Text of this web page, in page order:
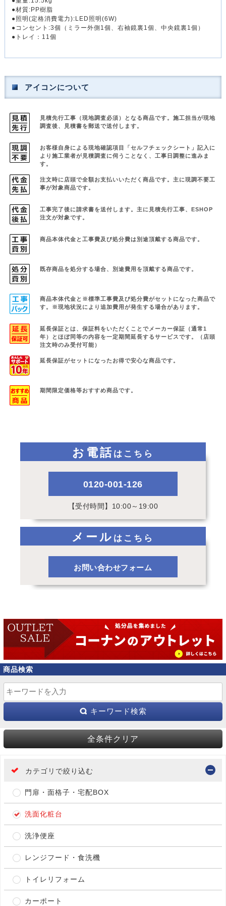
商品検索
キーワード検索
全条件クリア
カテゴリで絞り込む
門扉・面格子・宅配BOX
洗面化粧台
洗浄便座
レンジフード・食洗機
トイレリフォーム
カーポート
●材質:PP樹脂
●照明(定格消費電力):LED照明(6W)
●コンセント:3個（ミラー外側1個、右袖鏡裏1個、中央鏡裏1個）
●トレイ：11個
アイコンについて
見積先行工事（現地調査必須）となる商品です。施工担当が現地
調査後、見積書を郵送で送付します。
お客様自身による現地確認項目「セルフチェックシート」記入に
より施工業者が見積調査に伺うことなく、工事日調整に進みま
す。
注文時に店頭で全額お支払いいただく商品です。主に現調不要工
事が対象商品です。
工事完了後に請求書を送付します。主に見積先行工事、ESHOP
注文が対象です。
商品本体代金と工事費及び処分費は別途頂戴する商品です。
既存商品を処分する場合、別途費用を頂戴する商品です。
商品本体代金と※標準工事費及び処分費がセットになった商品で
す。 ※現地状況により追加費用が発生する場合があります。
延長保証とは、保証料をいただくことでメーカー保証（通常1
年）とほぼ同等の内容を一定期間延長するサービスです。（店頭
注文時のみ受付可能）
延長保証がセットになったお得で安心な商品です。
期間限定価格等おすすめ商品です。
お電話 はこちら
0120-001-126
【受付時間】10:00～19:00
メール はこちら
お問い合わせフォーム